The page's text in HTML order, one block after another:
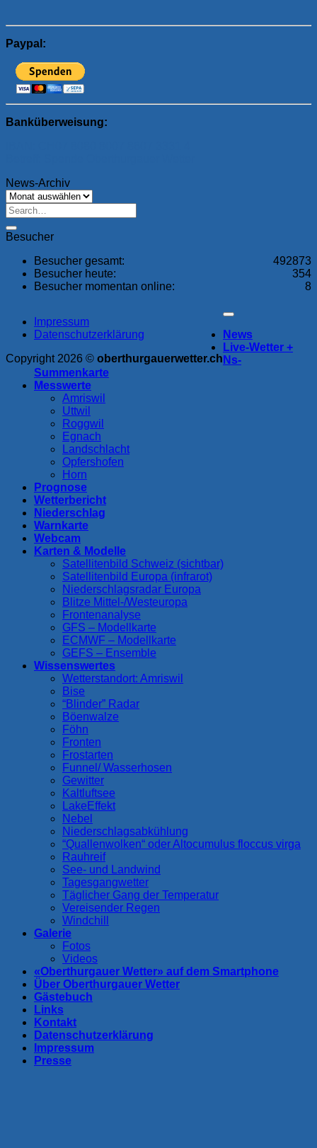
Paypal:
Banküberweisung:
News-Archiv
News-
Archiv
Besucher
492873
Besucher gesamt:
354
Besucher heute:
8
Besucher momentan online:
Impressum
Datenschutzerklärung
Copyright 2026 © oberthurgauerwetter.ch
News
Live-Wetter +
Ns-
Summenkarte
Messwerte
Amriswil
Uttwil
Roggwil
Egnach
Landschlacht
Opfershofen
Horn
Prognose
Wetterbericht
Niederschlag
Warnkarte
Webcam
Karten & Modelle
Satellitenbild Schweiz (sichtbar)
Satellitenbild Europa (infrarot)
Niederschlagsradar Europa
Blitze Mittel-/Westeuropa
Frontenanalyse
GFS – Modellkarte
ECMWF – Modellkarte
GEFS – Ensemble
Wissenswertes
Wetterstandort: Amriswil
Bise
“Blinder” Radar
Böenwalze
Föhn
Fronten
Frostarten
Funnel/ Wasserhosen
Gewitter
Kaltluftsee
LakeEffekt
Nebel
Niederschlagsabkühlung
“Quallenwolken“ oder Altocumulus floccus virga
Rauhreif
See- und Landwind
Tagesgangwetter
Täglicher Gang der Temperatur
Vereisender Regen
Windchill
Galerie
Fotos
Videos
«Oberthurgauer Wetter» auf dem Smartphone
Über Oberthurgauer Wetter
Gästebuch
Links
Kontakt
Datenschutzerklärung
Impressum
Presse